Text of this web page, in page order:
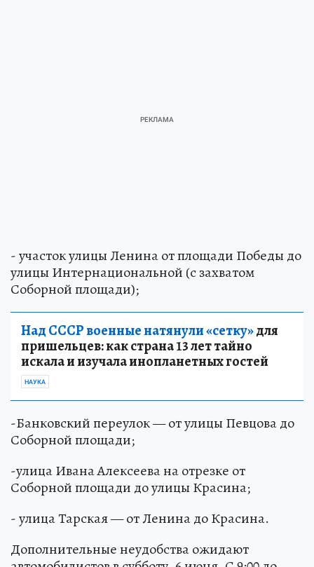
- участок улицы Ленина от площади Победы до
улицы Интернациональной (с захватом
Соборной площади);
Над СССР военные натянули «сетку»для
пришельцев: как страна 13 лет тайно
искала и изучала инопланетных гостей
НАУКА
-Банковский переулок — от улицы Певцова до
Соборной площади;
-улица Ивана Алексеева на отрезке от
Соборной площади до улицы Красина;
- улица Тарская — от Ленина до Красина.
Дополнительные неудобства ожидают